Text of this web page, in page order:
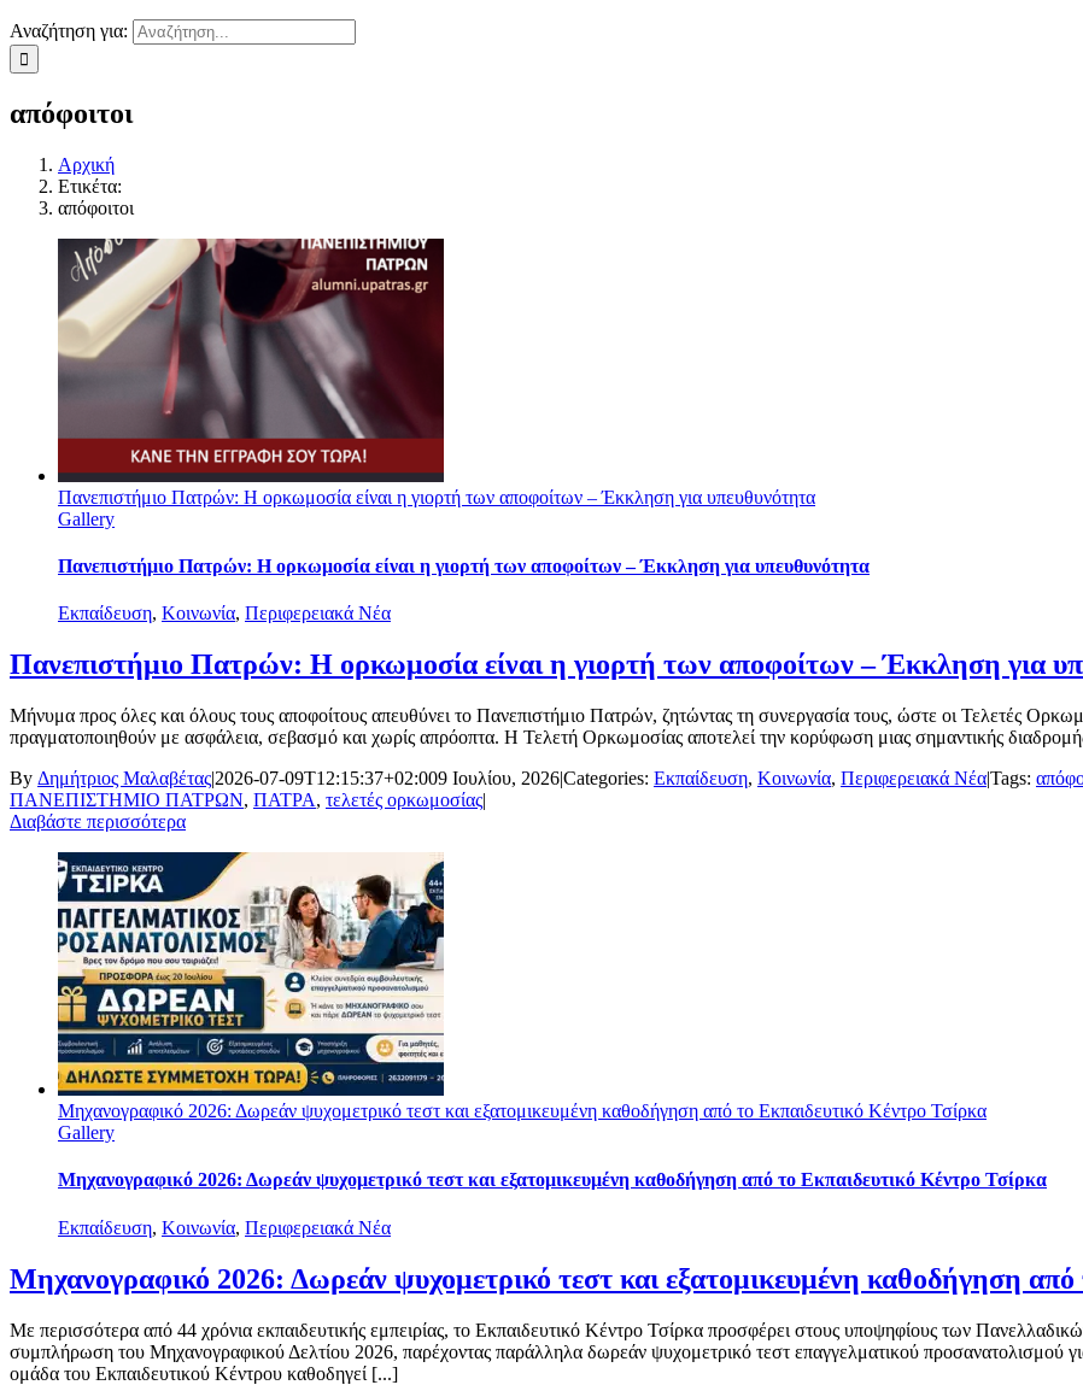
Αναζήτηση για:
απόφοιτοι
Αρχική
Ετικέτα:
απόφοιτοι
Πανεπιστήμιο Πατρών: Η ορκωμοσία είναι η γιορτή των αποφοίτων – Έκκληση για υπευθυνότητα
Gallery
Πανεπιστήμιο Πατρών: Η ορκωμοσία είναι η γιορτή των αποφοίτων – Έκκληση για υπευθυνότητα
Εκπαίδευση, Κοινωνία, Περιφερειακά Νέα
Πανεπιστήμιο Πατρών: Η ορκωμοσία είναι η γιορτή των αποφοίτων – Έκκληση για
Μήνυμα προς όλες και όλους τους αποφοίτους απευθύνει το Πανεπιστήμιο Πατρών, ζητώντας τη συνεργασία τους, ώστε οι Τελετές
πραγματοποιηθούν με ασφάλεια, σεβασμό και χωρίς απρόοπτα. Η Τελετή Ορκωμοσίας αποτελεί την κορύφωση μιας σημαντικής διαδρομής
By Δημήτριος Μαλαβέτας|2026-07-09T12:15:37+02:009 Ιουλίου, 2026|Categories: Εκπαίδευση, Κοινωνία, Περιφερειακά Νέα|Tags:
ΠΑΝΕΠΙΣΤΗΜΙΟ ΠΑΤΡΩΝ, ΠΑΤΡΑ, τελετές ορκωμοσίας|
Διαβάστε περισσότερα
Μηχανογραφικό 2026: Δωρεάν ψυχομετρικό τεστ και εξατομικευμένη καθοδήγηση από το Εκπαιδευτικό Κέντρο Τσίρκα
Gallery
Μηχανογραφικό 2026: Δωρεάν ψυχομετρικό τεστ και εξατομικευμένη καθοδήγηση από το Εκπαιδευτικό Κέντρο Τσίρκα
Εκπαίδευση, Κοινωνία, Περιφερειακά Νέα
Μηχανογραφικό 2026: Δωρεάν ψυχομετρικό τεστ και εξατομικευμένη καθοδήγηση από
Με περισσότερα από 44 χρόνια εκπαιδευτικής εμπειρίας, το Εκπαιδευτικό Κέντρο Τσίρκα προσφέρει στους υποψηφίους των
συμπλήρωση του Μηχανογραφικού Δελτίου 2026, παρέχοντας παράλληλα δωρεάν ψυχομετρικό τεστ επαγγελματικού προσανατολισμού
ομάδα του Εκπαιδευτικού Κέντρου καθοδηγεί [...]